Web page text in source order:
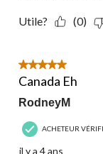
Utile? (0)
5 étoile(s) sur 5.
Canada Eh
RodneyM
ACHETEUR
il y a 4 ans